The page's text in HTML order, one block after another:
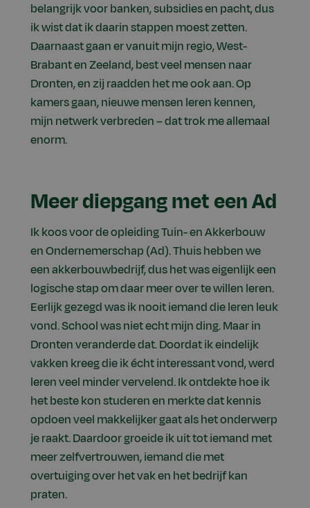
belangrijk voor banken, subsidies en pacht, dus
ik wist dat ik daarin stappen moest zetten.
Daarnaast gaan er vanuit mijn regio, West-
Brabant en Zeeland, best veel mensen naar
Dronten, en zij raadden het me ook aan. Op
kamers gaan, nieuwe mensen leren kennen,
mijn netwerk verbreden – dat trok me allemaal
enorm.
Meer diepgang met een Ad
Ik koos voor de opleiding Tuin- en Akkerbouw
en Ondernemerschap (Ad). Thuis hebben we
een akkerbouwbedrijf, dus het was eigenlijk een
logische stap om daar meer over te willen leren.
Eerlijk gezegd was ik nooit iemand die leren leuk
vond. School was niet echt mijn ding. Maar in
Dronten veranderde dat. Doordat ik eindelijk
vakken kreeg die ik écht interessant vond, werd
leren veel minder vervelend. Ik ontdekte hoe ik
het beste kon studeren en merkte dat kennis
opdoen veel makkelijker gaat als het onderwerp
je raakt. Daardoor groeide ik uit tot iemand met
meer zelfvertrouwen, iemand die met
overtuiging over het vak en het bedrijf kan
praten.